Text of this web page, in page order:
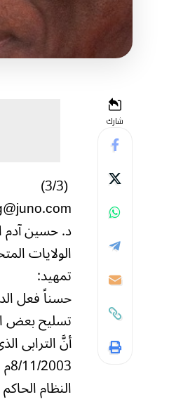
شارك
(3/3)
د. حسين آدم
الولايات
تمهيد:
حسناً فعل
تسليح بعض
أنَّ الترابى
النظام